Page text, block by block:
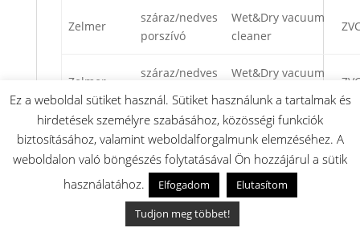
Zelmer
száraz/nedves
porszívó
Wet&Dry vacuum
cleaner
Zelmer
száraz/nedves
Wet&Dry vacuum
Zelmer
száraz/nedves
porszívó
Wet&Dry vacuum
cleaner
Zelmer
száraz/nedves
porszívó
Wet&Dry vacuum
cleaner
Ez a weboldal sütiket használ. Sütiket használunk a tartalmak és
hirdetések személyre szabásához, közösségi funkciók
biztosításához, valamint weboldalforgalmunk elemzéséhez. A
weboldalon való böngészés folytatásával Ön hozzájárul a sütik
használatához.
Elfogadom
Elutasítom
Tudjon meg többet!